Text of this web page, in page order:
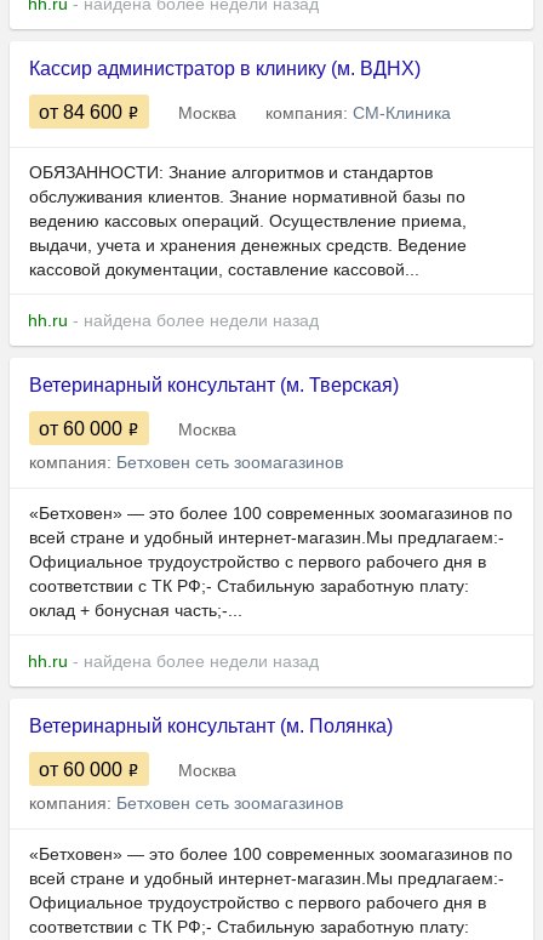
hh.ru - найдена более недели назад
Кассир администратор в клинику (м. ВДНХ)
от 84 600 Москва компания: СМ-Клиника
ОБЯЗАННОСТИ: Знание алгоритмов и стандартов
обслуживания клиентов. Знание нормативной базы по
ведению кассовых операций. Осуществление приема,
выдачи, учета и хранения денежных средств. Ведение
кассовой документации, составление кассовой...
hh.ru - найдена более недели назад
Ветеринарный консультант (м. Тверская)
от 60 000
Москва
компания: Бетховен сеть зоомагазинов
«Бетховен» — это более 100 современных зоомагазинов по
всей стране и удобный интернет-магазин.Мы предлагаем:-
Официальное трудоустройство с первого рабочего дня в
соответствии с ТК РФ;- Стабильную заработную плату:
оклад + бонусная часть;-...
hh.ru - найдена более недели назад
Ветеринарный консультант (м. Полянка)
от 60 000
Москва
компания: Бетховен сеть зоомагазинов
«Бетховен» — это более 100 современных зоомагазинов по
всей стране и удобный интернет-магазин.Мы предлагаем:-
Официальное трудоустройство с первого рабочего дня в
соответствии с ТК РФ;- Стабильную заработную плату: